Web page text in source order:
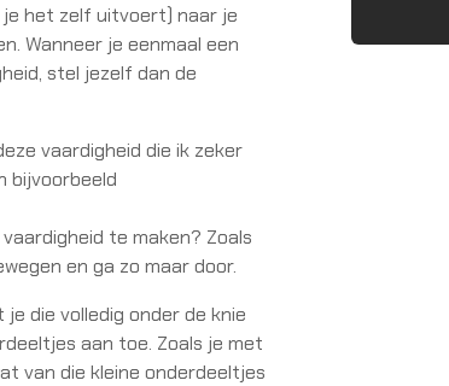
het zelf uitvoert) naar je
Wanneer je eenmaal een
stel jezelf dan de
vaardigheid die ik zeker
bijvoorbeeld
te maken? Zoals
en ga zo maar door.
die volledig onder de knie
aan toe. Zoals je met
van die kleine onderdeeltjes
m